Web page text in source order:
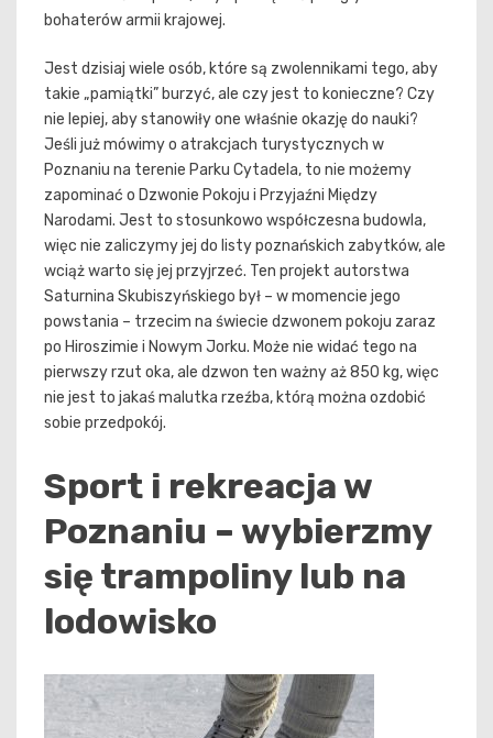
bohaterów armii krajowej.
Jest dzisiaj wiele osób, które są zwolennikami tego, aby
takie „pamiątki” burzyć, ale czy jest to konieczne? Czy
nie lepiej, aby stanowiły one właśnie okazję do nauki?
Jeśli już mówimy o atrakcjach turystycznych w
Poznaniu na terenie Parku Cytadela, to nie możemy
zapominać o Dzwonie Pokoju i Przyjaźni Między
Narodami. Jest to stosunkowo współczesna budowla,
więc nie zaliczymy jej do listy poznańskich zabytków, ale
wciąż warto się jej przyjrzeć. Ten projekt autorstwa
Saturnina Skubiszyńskiego był – w momencie jego
powstania – trzecim na świecie dzwonem pokoju zaraz
po Hiroszimie i Nowym Jorku. Może nie widać tego na
pierwszy rzut oka, ale dzwon ten ważny aż 850 kg, więc
nie jest to jakaś malutka rzeźba, którą można ozdobić
sobie przedpokój.
Sport i rekreacja w
Poznaniu – wybierzmy
się trampoliny lub na
lodowisko